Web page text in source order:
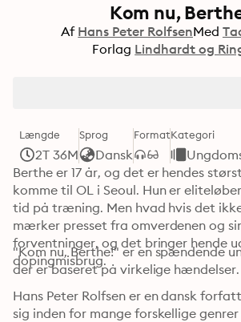
Kom nu,
Af Hans Peter RolfsenMed
Forlag Lindhardt og
Længde
2T 36M
Sprog
Dansk
FormatKategori
Berthe er 17 år, og det er hendes
komme til OL i Seoul. Hun er
tid på træning. Men hvad hvis det
mærker presset fra omverdenen og
forventninger, og det bringer hende
dopingmisbrug.
"Kom nu, Berthe!" er en spændende
der er baseret på virkelige hændelser.
Hans Peter Rolfsen er en dansk
sig inden for mange forskellige